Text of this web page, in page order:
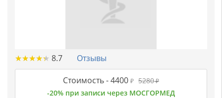
★★★★★
★★★★★ 8.7 Отзывы
Стоимость -4400 ₽ 5280₽
-20% при записи через МОСГОРМЕД